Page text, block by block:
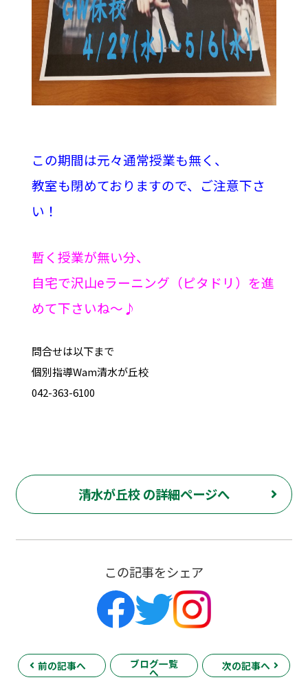
この期間は元々通常授業も無く、
教室も閉めておりますので、ご注意下さ
い！
暫く授業が無い分、
自宅で沢山eラーニング（ピタドリ）を進
めて下さいね～♪
問合せは以下まで
個別指導Wam清水が丘校
042-363-6100
清水が丘校 の詳細ページへ
この記事をシェア
前の記事へ ブログ一覧
へ
次の記事へ